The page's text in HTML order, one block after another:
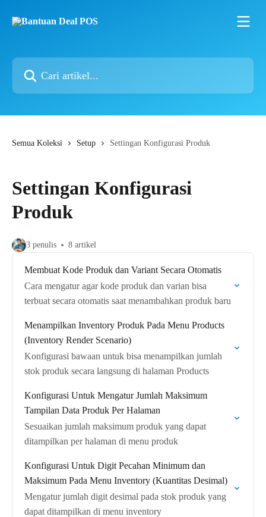
Cari artikel...
Semua Koleksi Setup Settingan Konfigurasi Produk
Settingan Konfigurasi
Produk
3 penulis 8 artikel
Membuat Kode Produk dan Variant Secara Otomatis
Cara mengatur agar kode produk dan varian bisa
terbuat secara otomatis saat menambahkan produk baru
Menampilkan Inventory Produk Pada Menu Products
(Inventory Render Scenario)
Konfigurasi bawaan untuk bisa menampilkan jumlah
stok produk secara langsung di halaman Products
Konfigurasi Untuk Mengatur Jumlah Maksimum
Tampilan Data Produk Per Halaman
Sesuaikan jumlah maksimum produk yang dapat
ditampilkan per halaman di menu produk
Konfigurasi Untuk Digit Pecahan Minimum dan
Maksimum Pada Menu Inventory (Kuantitas Desimal)
Mengatur jumlah digit desimal pada stok produk yang
dapat ditampilkan di menu inventory